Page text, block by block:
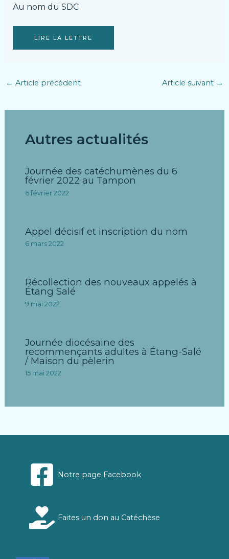
Au nom du SDC
LIRE LA LETTRE
← Article précédent Article suivant →
Autres actualités
Journée des catéchumènes du 6
février 2022 au Tampon
6 février 2022
Appel décisif et inscription du nom
6 mars 2022
Récollection des nouveaux appelés à
Étang Salé
9 mai 2022
Journée diocésaine des
recommençants adultes à Étang-Salé
/ Maison du pèlerin
15 mai 2022
Notre page Facebook
Faites un don au Catéchèse